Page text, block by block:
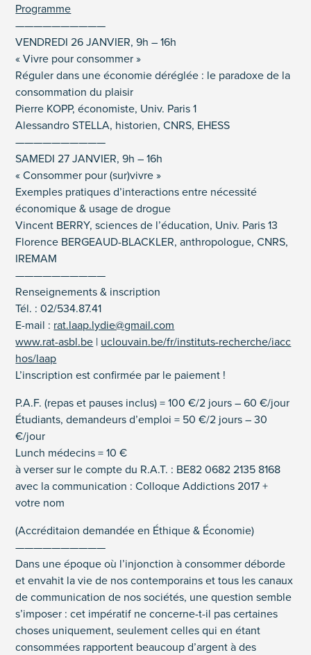
Programme
——————————
VENDREDI 26 JANVIER, 9h – 16h
« Vivre pour consommer »
Réguler dans une économie déréglée : le paradoxe de la
consommation du plaisir
Pierre KOPP, économiste, Univ. Paris 1
Alessandro STELLA, historien, CNRS, EHESS
——————————
SAMEDI 27 JANVIER, 9h – 16h
« Consommer pour (sur)vivre »
Exemples pratiques d’interactions entre nécessité
économique & usage de drogue
Vincent BERRY, sciences de l’éducation, Univ. Paris 13
Florence BERGEAUD-BLACKLER, anthropologue, CNRS,
IREMAM
——————————
Renseignements & inscription
Tél. : 02/534.87.41
E-mail : rat.laap.lydie@gmail.com
www.rat-asbl.be | uclouvain.be/fr/instituts-recherche/iacc
hos/laap
L’inscription est confirmée par le paiement !
P.A.F. (repas et pauses inclus) = 100 €/2 jours – 60 €/jour
Étudiants, demandeurs d’emploi = 50 €/2 jours – 30
€/jour
Lunch médecins = 10 €
à verser sur le compte du R.A.T. : BE82 0682 2135 8168
avec la communication : Colloque Addictions 2017 +
votre nom
(Accréditaion demandée en Éthique & Économie)
——————————
Dans une époque où l’injonction à consommer déborde
et envahit la vie de nos contemporains et tous les canaux
de communication de nos sociétés, une question semble
s’imposer : cet impératif ne concerne-t-il pas certaines
choses uniquement, seulement celles qui en étant
consommées rapportent beaucoup d’argent à des